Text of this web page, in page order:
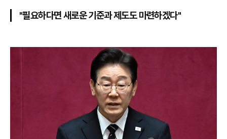
"필요하다면 새로운 기준과 제도도 마련하겠다"